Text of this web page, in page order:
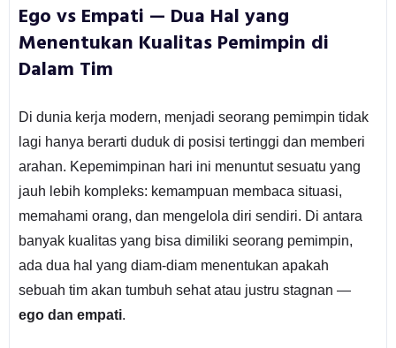
Ego vs Empati — Dua Hal yang
Menentukan Kualitas Pemimpin di
Dalam Tim
Di dunia kerja modern, menjadi seorang pemimpin tidak
lagi hanya berarti duduk di posisi tertinggi dan memberi
arahan. Kepemimpinan hari ini menuntut sesuatu yang
jauh lebih kompleks: kemampuan membaca situasi,
memahami orang, dan mengelola diri sendiri. Di antara
banyak kualitas yang bisa dimiliki seorang pemimpin,
ada dua hal yang diam-diam menentukan apakah
sebuah tim akan tumbuh sehat atau justru stagnan —
ego dan empati.